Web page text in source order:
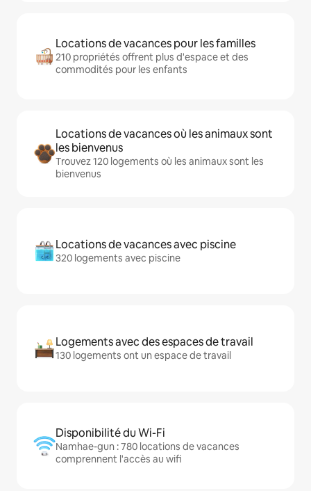
Locations de vacances pour les familles
210 propriétés offrent plus d'espace et des
commodités pour les enfants
Locations de vacances où les animaux sont
les bienvenus
Trouvez 120 logements où les animaux sont les
bienvenus
Locations de vacances avec piscine
320 logements avec piscine
Logements avec des espaces de travail
130 logements ont un espace de travail
Disponibilité du Wi-Fi
Namhae-gun : 780 locations de vacances
comprennent l'accès au wifi